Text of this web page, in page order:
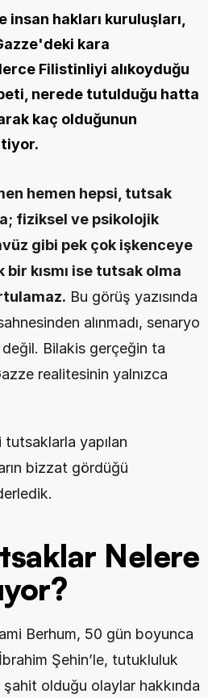
insan hakları kuruluşları,
kara
Filistinliyi alıkoyduğu
nerede tutulduğu hatta
kaç olduğunun
hemen hepsi, tutsak
fiziksel ve psikolojik
gibi pek çok işkenceye
bir kısmı ise tutsak olma
Bu görüş yazısında
alınmadı, senaryo
Bilakis gerçeğin ta
realitesinin yalnızca
tutsaklarla yapılan
bizzat gördüğü
Nelere
Berhum, 50 gün boyunca
Şehin’le, tutukluluk
şahit olduğu olaylar hakkında